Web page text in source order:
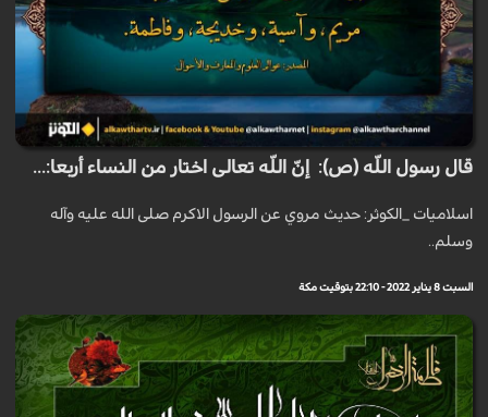
قال رسول اللّه (ص): إنّ اللّه تعالى اختار من النساء أربعا:...
اسلاميات _الكوثر: حديث مروي عن الرسول الاكرم صلى الله عليه وآله
وسلم..
السبت 8 يناير 2022 - 22:10 بتوقيت مكة